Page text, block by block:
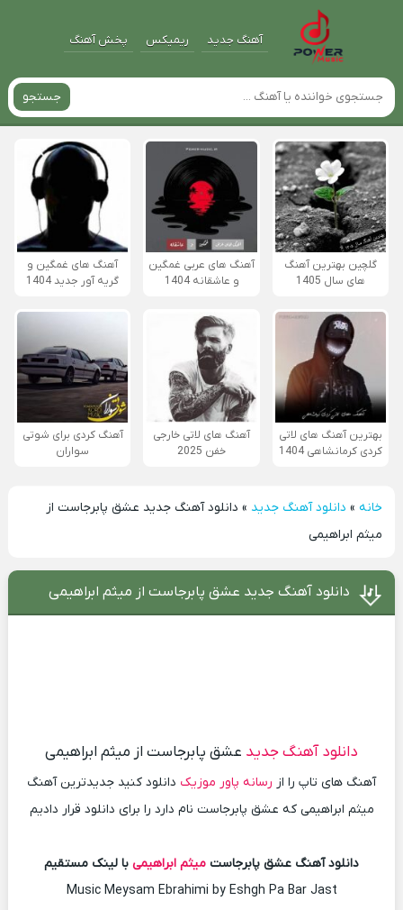
آهنگ جدید ریمیکس پخش آهنگ
جستجو
گلچین بهترین آهنگ
های سال 1405
آهنگ های عربی غمگین
و عاشقانه 1404
آهنگ های غمگین و
گریه آور جدید 1404
بهترین آهنگ های لاتی
کردی کرمانشاهی 1404
آهنگ های لاتی خارجی
خفن 2025
آهنگ کردی برای شوتی
سواران
خانه» دانلود آهنگ جدید » دانلود آهنگ جدید عشق پابرجاست از
میثم ابراهیمی
دانلود آهنگ جدید عشق پابرجاست از میثم ابراهیمی
دانلود آهنگ جدید عشق پابرجاست از میثم ابراهیمی
آهنگ های تاپ را از رسانه پاور موزیک دانلود کنید جدیدترین آهنگ
میثم ابراهیمی که عشق پابرجاست نام دارد را برای دانلود قرار دادیم
دانلود آهنگ عشق پابرجاست میثم ابراهیمی با لینک مستقیم
Music Meysam Ebrahimi by Eshgh Pa Bar Jast